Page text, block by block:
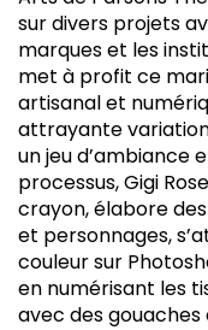
sur divers projets
marques et les
met à profit ce
artisanal et
attrayante
un jeu d’ambiance
processus, Gigi
crayon, élabore
et personnages,
couleur sur
en numérisant les
avec des